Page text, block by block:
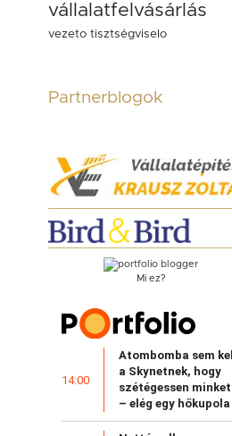
vállalatfelvásárlás
vezeto tisztségviselo
Partnerblogok
Mi ez?
14:00
Atombomba sem kell
a Skynetnek, hogy
szétégessen minket
– elég egy hőkupola